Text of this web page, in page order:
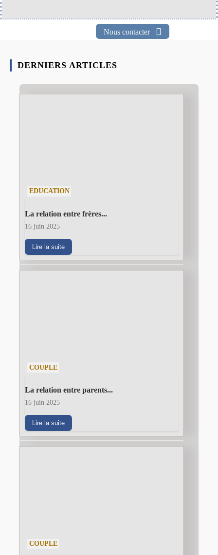
Nous contacter
DERNIERS ARTICLES
EDUCATION
La relation entre frères...
16 juin 2025
Lire la suite
COUPLE
La relation entre parents...
16 juin 2025
Lire la suite
COUPLE